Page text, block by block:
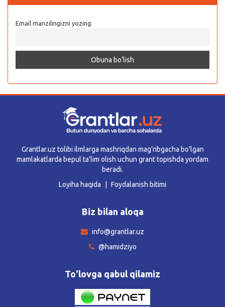
Email manzilingizni yozing:
Grantlar.uz tolibi ilmlarga mashriqdan mag’ribgacha bo’lgan
mamlakatlarda bepul ta’lim olish uchun grant topishda yordam
beradi.
Loyiha haqida
Foydalanish bitimi
Biz bilan aloqa
info@grantlar.uz
@hamidziyo
To'lovga qabul qilamiz